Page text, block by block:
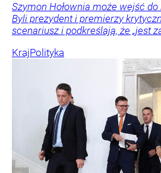
Szymon Hołownia może wejść do
Byli prezydent i premierzy
scenariusz i podkreślają, że „jest
KrajPolityka